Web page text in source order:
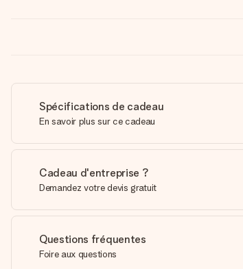
Spécifications de cadeau
En savoir plus sur ce cadeau
Cadeau d'entreprise ?
Demandez votre devis gratuit
Questions fréquentes
Foire aux questions